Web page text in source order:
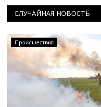
СЛУЧАЙНАЯ НОВОСТЬ
Происшествия